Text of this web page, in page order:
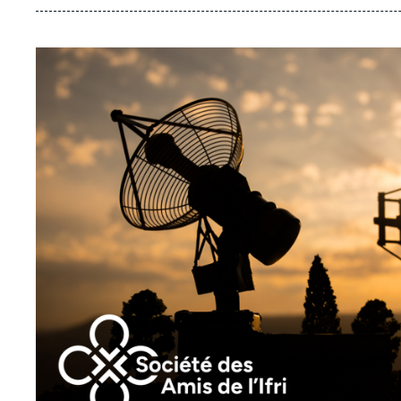
Image